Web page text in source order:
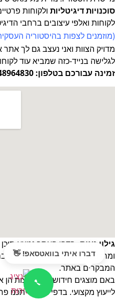
סוכנויות דיגיטליות
לקוחות ואלפי עיצובים ברחבי
(מוזמנים לצפות בהיסטוריה
מדויק הצוות ואני נעצב גם לך
לגלישה בנייד-כזה שמביא עוד
זמינה עבורכם בטלפון: 0548964830
גילוי נאות: בדפי האתר נמצא תוכן
ומרצונינו החופשי לשתף בידע
המבקרים באתר.
באם מוצגים חידושים והמלצות הן
לייעוץ מקצועי. בדפי האתר יתכנו
דברו איתי בוואטסאפ! 👋